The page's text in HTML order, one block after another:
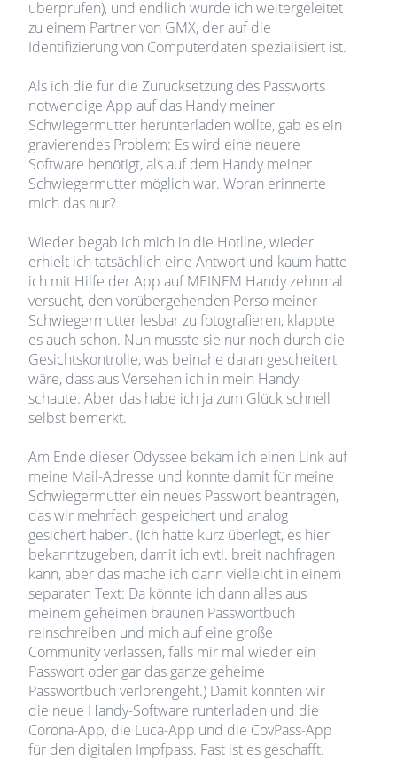
überprüfen), und endlich wurde ich weitergeleitet
zu einem Partner von GMX, der auf die
Identifizierung von Computerdaten spezialisiert ist.
Als ich die für die Zurücksetzung des Passworts
notwendige App auf das Handy meiner
Schwiegermutter herunterladen wollte, gab es ein
gravierendes Problem: Es wird eine neuere
Software benötigt, als auf dem Handy meiner
Schwiegermutter möglich war. Woran erinnerte
mich das nur?
Wieder begab ich mich in die Hotline, wieder
erhielt ich tatsächlich eine Antwort und kaum hatte
ich mit Hilfe der App auf MEINEM Handy zehnmal
versucht, den vorübergehenden Perso meiner
Schwiegermutter lesbar zu fotografieren, klappte
es auch schon. Nun musste sie nur noch durch die
Gesichtskontrolle, was beinahe daran gescheitert
wäre, dass aus Versehen ich in mein Handy
schaute. Aber das habe ich ja zum Glück schnell
selbst bemerkt.
Am Ende dieser Odyssee bekam ich einen Link auf
meine Mail-Adresse und konnte damit für meine
Schwiegermutter ein neues Passwort beantragen,
das wir mehrfach gespeichert und analog
gesichert haben. (Ich hatte kurz überlegt, es hier
bekanntzugeben, damit ich evtl. breit nachfragen
kann, aber das mache ich dann vielleicht in einem
separaten Text: Da könnte ich dann alles aus
meinem geheimen braunen Passwortbuch
reinschreiben und mich auf eine große
Community verlassen, falls mir mal wieder ein
Passwort oder gar das ganze geheime
Passwortbuch verlorengeht.) Damit konnten wir
die neue Handy-Software runterladen und die
Corona-App, die Luca-App und die CovPass-App
für den digitalen Impfpass. Fast ist es geschafft.